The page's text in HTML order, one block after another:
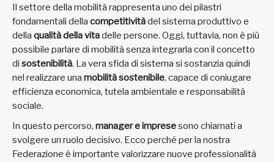
Il settore della mobilità rappresenta uno dei pilastri
fondamentali della competitivitàdel sistema produttivo e
della qualità della vitadelle persone. Oggi, tuttavia, non è più
possibile parlare di mobilità senza integrarla con il concetto
di sostenibilità. La vera sfida di sistema si sostanzia quindi
nel realizzare una mobilità sostenibile, capace di coniugare
efficienza economica, tutela ambientale e responsabilità
sociale.
In questo percorso, manager e impresesono chiamati a
svolgere un ruolo decisivo. Ecco perché per la nostra
Federazione è importante valorizzare nuove professionalità